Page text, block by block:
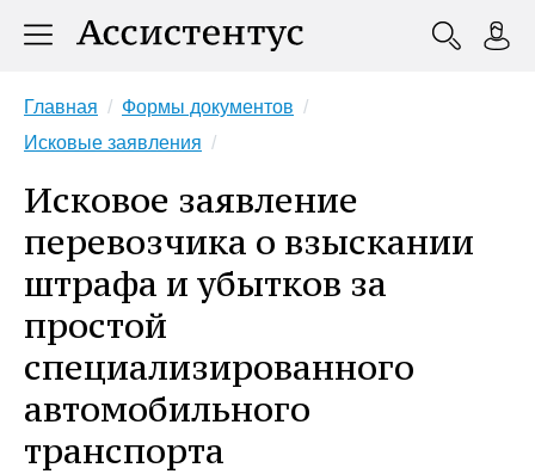
Главная
Формы документов
Исковые заявления
Исковое заявление
перевозчика о взыскании
штрафа и убытков за
простой
специализированного
автомобильного
транспорта